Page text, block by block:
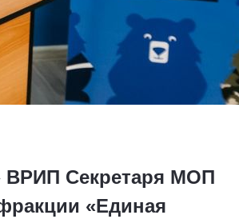
ВРИП Секретаря МОП
«Единая